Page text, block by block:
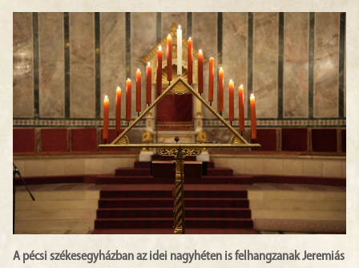
A pécsi székesegyházban az idei nagyhéten is felhangzanak Jeremiás